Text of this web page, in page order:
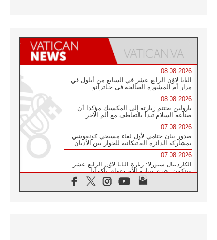
08.08.2026
البابا لاوُن الرابع عشر في السابع من أيلول في
مزار أم المشورة الصالحة في جناتزانو
08.08.2026
بارولين يختتم زيارته إلى المكسيك مؤكدا أن
صناعة السلام تبدأ بالتعاطف مع ألم الآخر
07.08.2026
صدور بيان ختامي لأول لقاء مسيحي كونفوشي
بمشاركة الدائرة الفاتيكانية للحوار بين الأديان
07.08.2026
الكاردينال ستورلا: زيارة البابا لاوُن الرابع عشر
ستكون بشرى سارة للأوروغواي بأكملها
الفاتيكان يعلن برنامج الزيارة الرسولية للبابا لاوُن